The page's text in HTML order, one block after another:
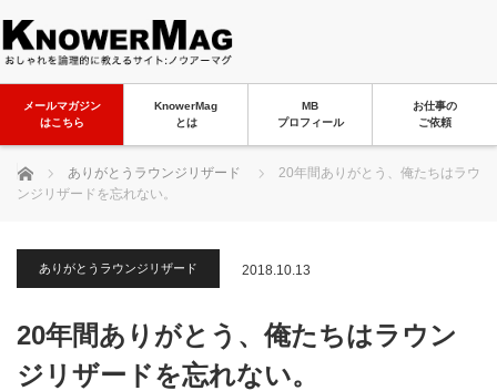
メールマガジン
はこちら
KnowerMag
とは
MB
プロフィール
お仕事の
ご依頼
ホーム ありがとうラウンジリザード
20年間ありがとう、俺たちはラウ
ンジリザードを忘れない。
ありがとうラウンジリザード 2018.10.13
20年間ありがとう、俺たちはラウン
ジリザードを忘れない。